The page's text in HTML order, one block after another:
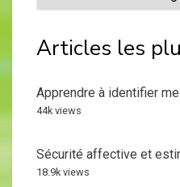
par
Articles les
Apprendre à identifier
44k views
Sécurité affective et
18.9k views